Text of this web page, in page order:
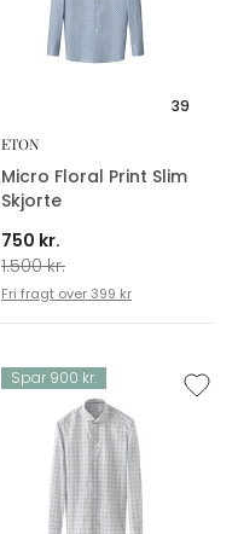
39
ETON
Micro Floral Print Slim
Skjorte
750 kr.
1.500 kr.
Fri fragt over 399 kr
Spar 900 kr.